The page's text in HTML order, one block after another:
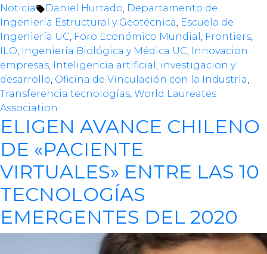
by
Noticia Tags:
Daniel Hurtado, Departamento de
Ingeniería Estructural y Geotécnica, Escuela de
Ingeniería UC, Foro Económico Mundial , Frontiers,
ILO, Ingeniería Biológica y Médica UC, Innovacion
empresas, Inteligencia artificial , investigacion y
desarrollo, Oficina de Vinculación con la Industria,
Transferencia tecnologías, World Laureates
Association
ELIGEN AVANCE CHILENO
DE «PACIENTE
VIRTUALES» ENTRE LAS 10
TECNOLOGÍAS
EMERGENTES DEL 2020